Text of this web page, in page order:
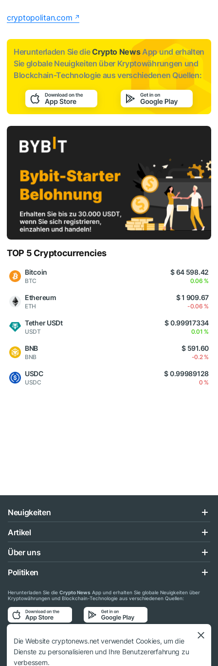
cryptopolitan.com
Herunterladen Sie dieCrypto NewsApp und erhalten
Sie globale Neuigkeiten über Kryptowährungen und
Blockchain-Technologie aus verschiedenen Quellen:
TOP 5 Cryptocurrencies
Bitcoin
BTC
$ 64 598.42
0.06 %
Ethereum
ETH
$ 1 909.67
-0.06 %
Tether USDt
USDT
$ 0.99917334
0.01 %
BNB
BNB
$ 591.60
-0.2 %
USDC
USDC
$ 0.99989128
0 %
Neuigkeiten
Artikel
Über uns
Politiken
Herunterladen Sie die Crypto News App und erhalten Sie globale Neuigkeiten über
Kryptowährungen und Blockchain-Technologie aus verschiedenen Quellen:
Folgen Sie uns auf den sozialen Medien
Die Website cryptonews.net verwendet Cookies, um die
Dienste zu personalisieren und Ihre Benutzererfahrung zu
verbessern.